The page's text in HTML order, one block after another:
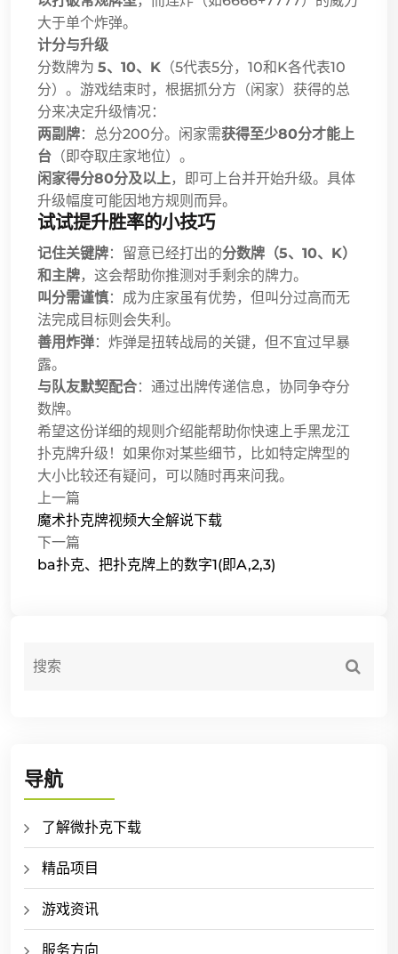
大于单个炸弹。
计分与升级
分数牌为 5、10、K （5代表5分，10和K各代表10
分）。游戏结束时，根据抓分方（闲家）获得的总
分来决定升级情况：
两副牌：总分200分。闲家需获得至少80分才能上
台 （即夺取庄家地位）。
闲家得分80分及以上 ，即可上台并开始升级。具体
升级幅度可能因地方规则而异。
试试提升胜率的小技巧
记住关键牌：留意已经打出的分数牌（5、10、K）
和主牌，这会帮助你推测对手剩余的牌力。
叫分需谨慎：成为庄家虽有优势，但叫分过高而无
法完成目标则会失利。
善用炸弹：炸弹是扭转战局的关键，但不宜过早暴
露。
与队友默契配合：通过出牌传递信息，协同争夺分
数牌。
希望这份详细的规则介绍能帮助你快速上手黑龙江
扑克牌升级！如果你对某些细节，比如特定牌型的
大小比较还有疑问，可以随时再来问我。
上一篇
魔术扑克牌视频大全解说下载
下一篇
ba扑克、把扑克牌上的数字1(即A,2,3)
导航
了解微扑克下载
精品项目
游戏资讯
服务方向